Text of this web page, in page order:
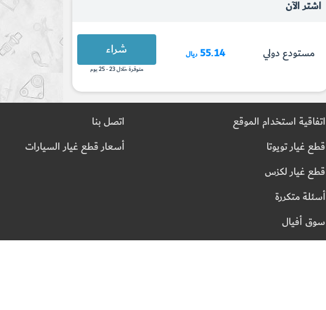
اشتر الآن
مستودع دولي 55.14 ريال شراء
متوفرة خلال 23 - 25 يوم
اتفاقية استخدام الموقع
قطع غيار تويوتا
قطع غيار لكزس
أسئلة متكررة
سوق أفيال
اتصل بنا
أسعار قطع غيار السيارات